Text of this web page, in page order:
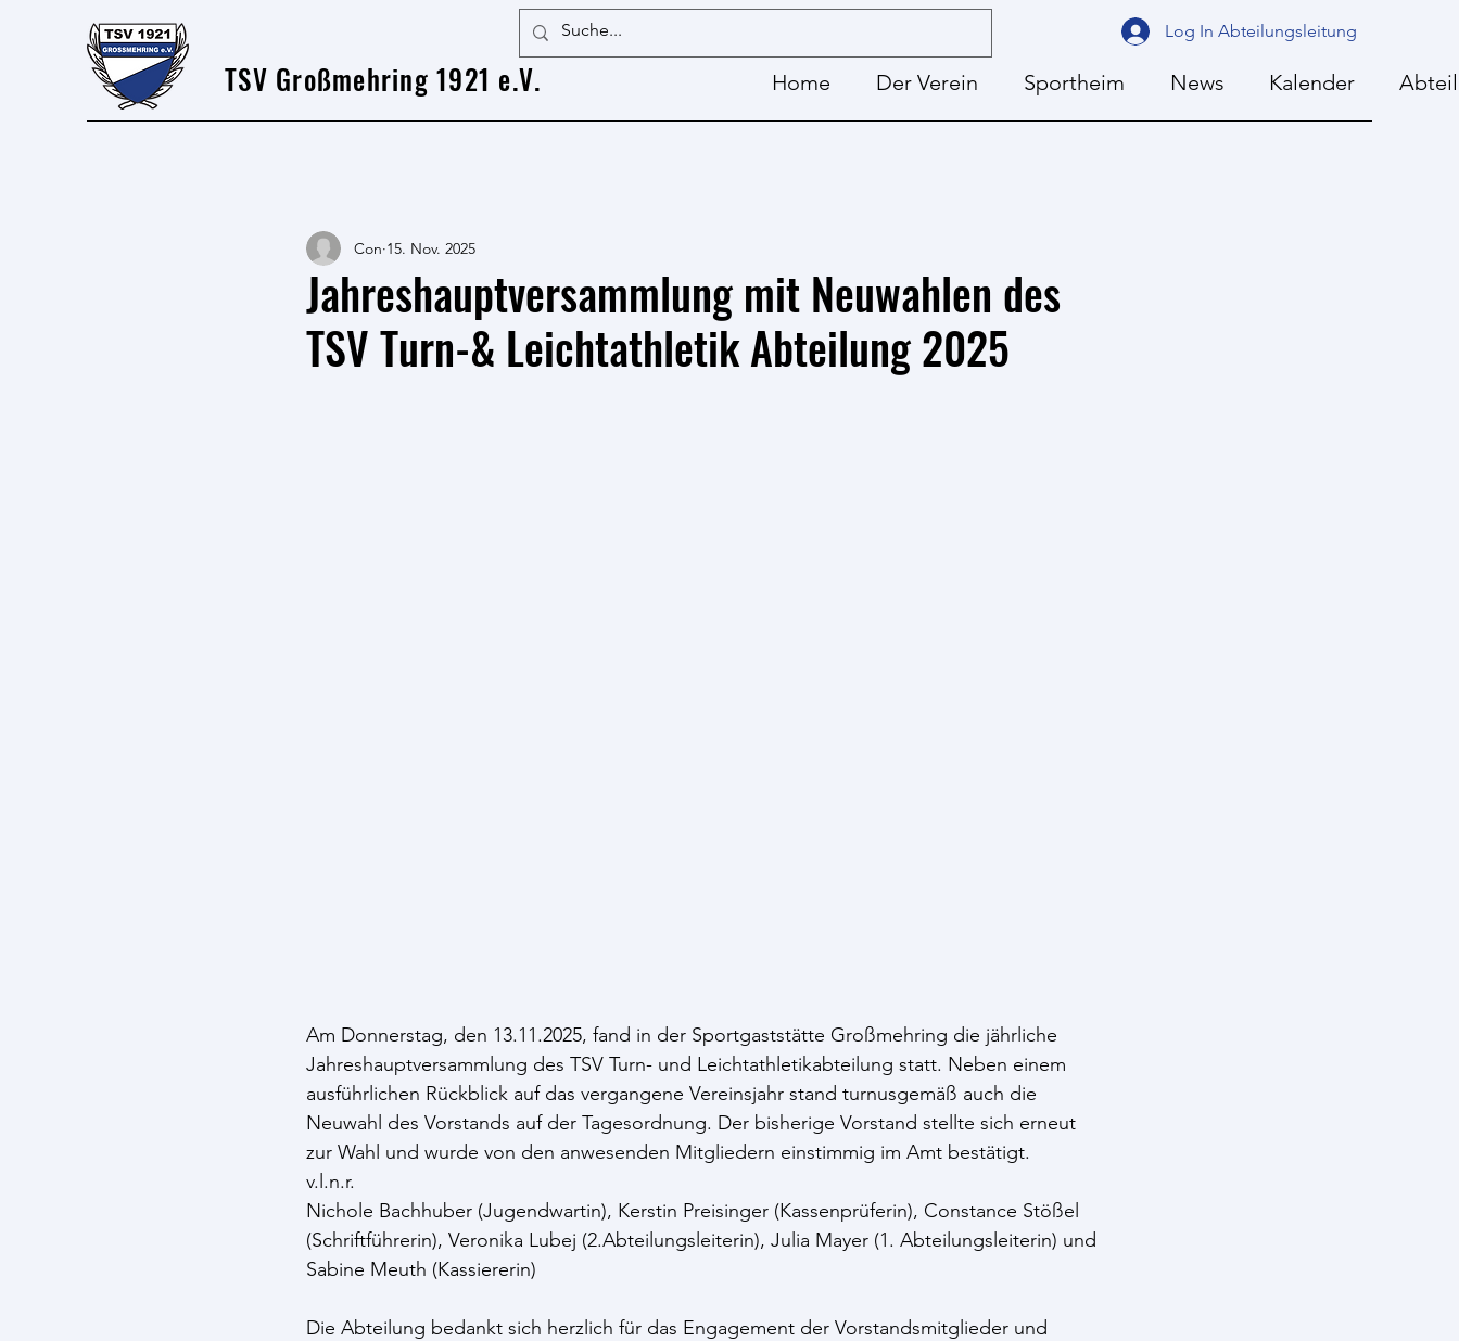
TSV Großmehring 1921 e.V.
Log In Abteilungsleitung
Home Der Verein Sportheim News Kalender
Jahreshauptversammlung mit Neuwahlen des
TSV Turn-& Leichtathletik Abteilung 2025
Con 15. Nov. 2025
Am Donnerstag, den 13.11.2025, fand in der Sportgaststätte Großmehring die jährliche
Jahreshauptversammlung des TSV Turn- und Leichtathletikabteilung statt. Neben einem
ausführlichen Rückblick auf das vergangene Vereinsjahr stand turnusgemäß auch die
Neuwahl des Vorstands auf der Tagesordnung. Der bisherige Vorstand stellte sich erneut
zur Wahl und wurde von den anwesenden Mitgliedern einstimmig im Amt bestätigt.
v.l.n.r.
Nichole Bachhuber (Jugendwartin), Kerstin Preisinger (Kassenprüferin), Constance Stößel
(Schriftführerin), Veronika Lubej (2.Abteilungsleiterin), Julia Mayer (1. Abteilungsleiterin) und
Sabine Meuth (Kassiererin)
Die Abteilung bedankt sich herzlich für das Engagement der Vorstandsmitglieder und